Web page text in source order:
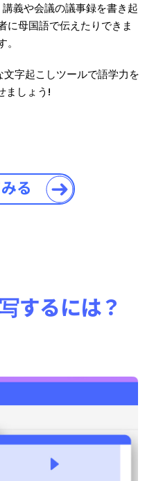
義や会議の議事録を書き起
に母国語で伝えたりできま
。
字起こしツールで語学力を
ましょう!
る
するには？